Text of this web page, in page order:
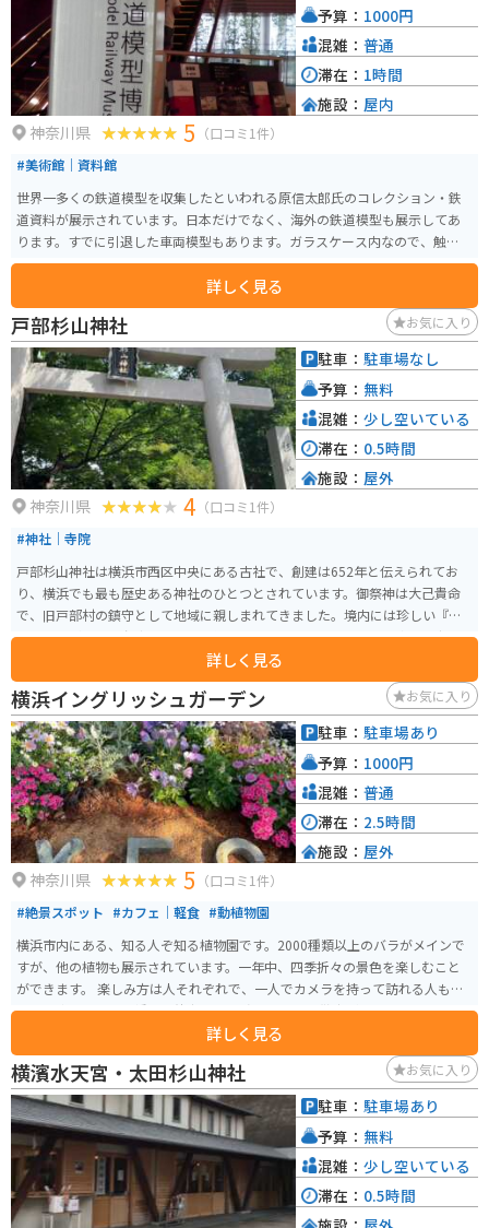
神奈川県 5 （口コミ1件）
#美術館｜資料館
世界一多くの鉄道模型を収集したといわれる原信太郎氏のコレクション・鉄
道資料が展示されています。日本だけでなく、海外の鉄道模型も展示してあ
ります。すでに引退した車両模型もあります。ガラスケース内なので、触るこ
とはできません。
詳しく見る
予算： 1000円
混雑： 普通
滞在： 1時間
施設： 屋内
戸部杉山神社 お気に入り
神奈川県 4 （口コミ1件）
#神社｜寺院
戸部杉山神社は横浜市西区中央にある古社で、創建は652年と伝えられてお
り、横浜でも最も歴史ある神社のひとつとされています。御祭神は大己貴命
で、旧戸部村の鎮守として地域に親しまれてきました。境内には珍しい『狛
ネズミ』があり、台座を回して願掛けをする風習もあります。最寄りの京急
本線戸部駅から徒歩でアクセスでき、散策と参拝の両方を楽しめる神社です。
詳しく見る
駐車： 駐車場なし
予算： 無料
混雑： 少し空いている
滞在： 0.5時間
施設： 屋外
横浜イングリッシュガーデン お気に入り
神奈川県 5 （口コミ1件）
#絶景スポット #カフェ｜軽食 #動植物園
横浜市内にある、知る人ぞ知る植物園です。2000種類以上のバラがメインで
すが、他の植物も展示されています。一年中、四季折々の景色を楽しむこと
ができます。 楽しみ方は人それぞれで、一人でカメラを持って訪れる人も多
く、最寄り駅の平沼橋より徒歩10分程度なので、お散歩がてら訪れてみるの
詳しく見る
駐車： 駐車場あり
予算： 1000円
混雑： 普通
滞在： 2.5時間
施設： 屋外
横濱水天宮・太田杉山神社 お気に入り
駐車： 駐車場あり
予算： 無料
混雑： 少し空いている
滞在： 0.5時間